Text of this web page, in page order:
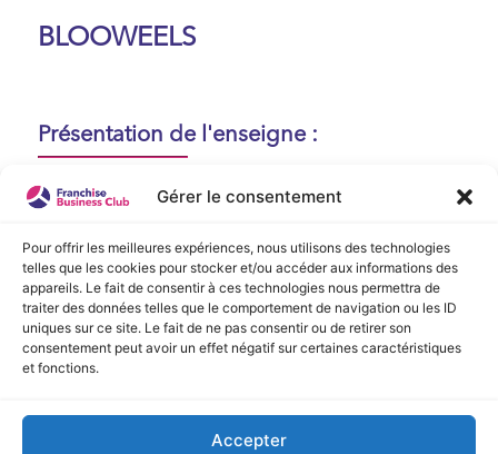
Gérer le consentement
Pour offrir les meilleures expériences, nous utilisons des technologies
telles que les cookies pour stocker et/ou accéder aux informations des
appareils. Le fait de consentir à ces technologies nous permettra de
traiter des données telles que le comportement de navigation ou les ID
uniques sur ce site. Le fait de ne pas consentir ou de retirer son
consentement peut avoir un effet négatif sur certaines caractéristiques
et fonctions.
Accepter
BLOOWEELS
Présentation de l'enseigne :
Aucune présentation n'est disponible
actuellement !
Vidéo de Présentation
Aucune vidéo disponible.